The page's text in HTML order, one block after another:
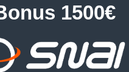
1500€